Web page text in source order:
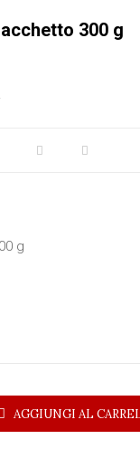
300 g
g
AGGIUNGI AL